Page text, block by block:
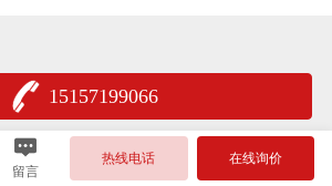
15157199066
留言
热线电话 在线询价